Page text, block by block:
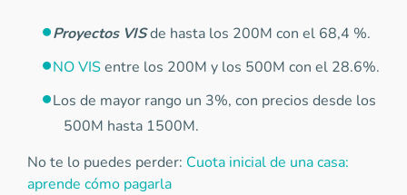
Proyectos VISde hasta los 200M con el 68,4 %.
NO VISentre los 200M y los 500M con el 28.6%.
Los de mayor rango un 3%, con precios desde los
500M hasta 1500M.
No te lo puedes perder: Cuota inicial de una casa:
aprende cómo pagarla